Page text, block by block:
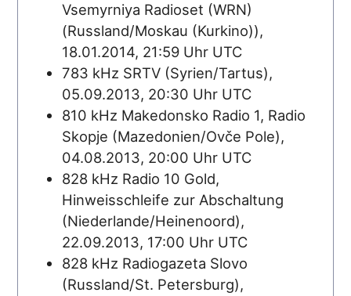
Vsemyrniya Radioset (WRN)
(Russland/Moskau (Kurkino)),
18.01.2014, 21:59 Uhr UTC
783 kHz SRTV (Syrien/Tartus),
05.09.2013, 20:30 Uhr UTC
810 kHz Makedonsko Radio 1, Radio
Skopje (Mazedonien/Ovče Pole),
04.08.2013, 20:00 Uhr UTC
828 kHz Radio 10 Gold,
Hinweisschleife zur Abschaltung
(Niederlande/Heinenoord),
22.09.2013, 17:00 Uhr UTC
828 kHz Radiogazeta Slovo
(Russland/St. Petersburg),